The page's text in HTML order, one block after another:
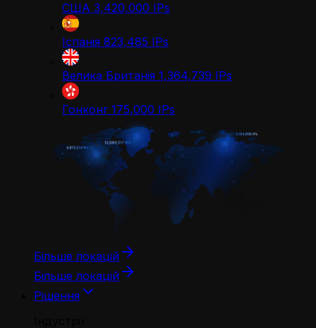
США 3,420,000 IPs
Іспанія 823,485 IPs
Велика Британія 1,364,739 IPs
Гонконг 175,000 IPs
Більше локацій
Більше локацій
Рішення